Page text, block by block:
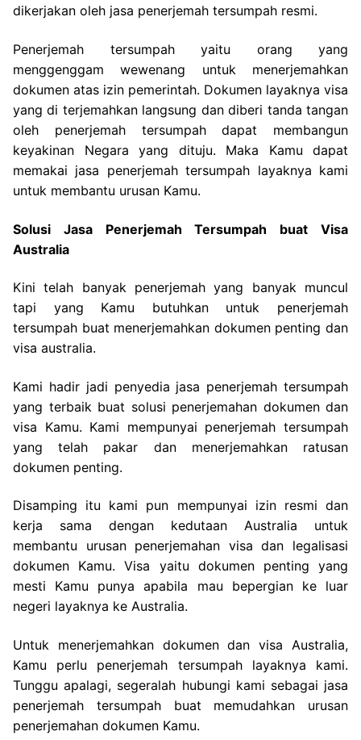
dikerjakan oleh jasa penerjemah tersumpah resmi.
Penerjemah tersumpah yaitu orang yang
menggenggam wewenang untuk menerjemahkan
dokumen atas izin pemerintah. Dokumen layaknya visa
yang di terjemahkan langsung dan diberi tanda tangan
oleh penerjemah tersumpah dapat membangun
keyakinan Negara yang dituju. Maka Kamu dapat
memakai jasa penerjemah tersumpah layaknya kami
untuk membantu urusan Kamu.
Solusi Jasa Penerjemah Tersumpah buat Visa
Australia
Kini telah banyak penerjemah yang banyak muncul
tapi yang Kamu butuhkan untuk penerjemah
tersumpah buat menerjemahkan dokumen penting dan
visa australia.
Kami hadir jadi penyedia jasa penerjemah tersumpah
yang terbaik buat solusi penerjemahan dokumen dan
visa Kamu. Kami mempunyai penerjemah tersumpah
yang telah pakar dan menerjemahkan ratusan
dokumen penting.
Disamping itu kami pun mempunyai izin resmi dan
kerja sama dengan kedutaan Australia untuk
membantu urusan penerjemahan visa dan legalisasi
dokumen Kamu. Visa yaitu dokumen penting yang
mesti Kamu punya apabila mau bepergian ke luar
negeri layaknya ke Australia.
Untuk menerjemahkan dokumen dan visa Australia,
Kamu perlu penerjemah tersumpah layaknya kami.
Tunggu apalagi, segeralah hubungi kami sebagai jasa
penerjemah tersumpah buat memudahkan urusan
penerjemahan dokumen Kamu.